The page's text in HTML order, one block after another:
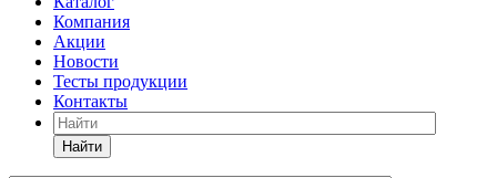
Компания
Акции
Новости
Тесты продукции
Контакты
Найти